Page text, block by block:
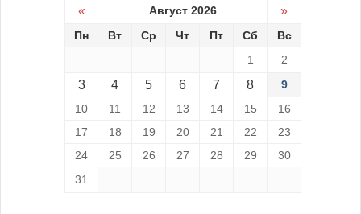
« Август 2026 »
Пн Вт Ср Чт Пт Сб
Вс
1
2
3 4 5 6 7 8
9
10
11 12 13 14 15
16
17
18 19 20 21 22
23
24
25 26 27 28 29
30
31